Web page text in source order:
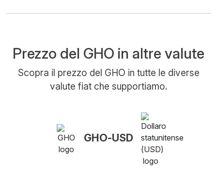
Prezzo del GHO in altre valute
Scopra il prezzo del GHO in tutte le diverse
valute fiat che supportiamo.
GHO-USD